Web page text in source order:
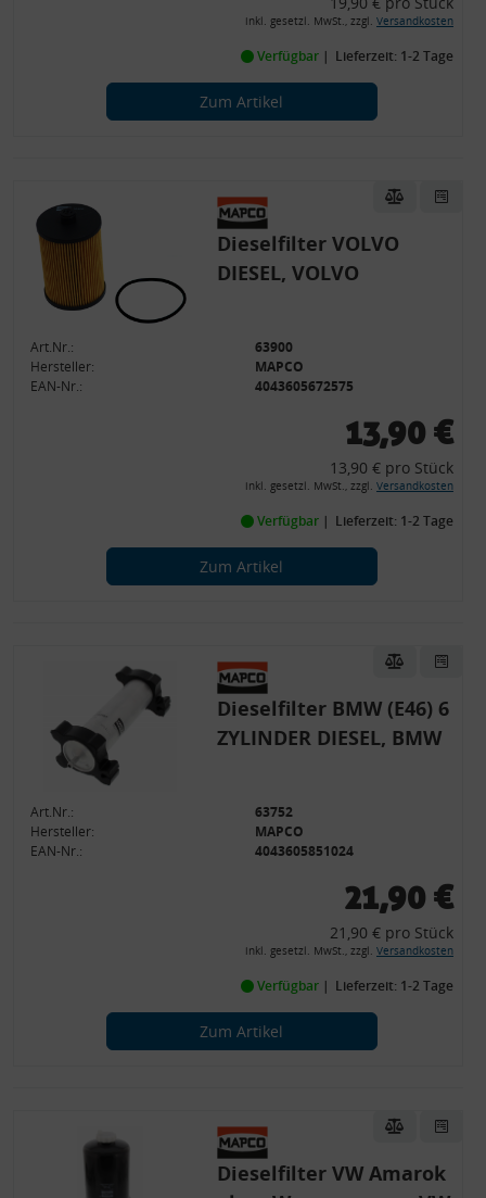
inkl. gesetzl. MwSt., zzgl. Versandkosten
Verfügbar Lieferzeit: 1-2 Tage
Zum Artikel
Dieselfilter VOLVO
DIESEL, VOLVO
Art.Nr.:
63900
Hersteller:
MAPCO
EAN-Nr.:
4043605672575
13,90 €
13,90 € pro Stück
inkl. gesetzl. MwSt., zzgl. Versandkosten
Verfügbar Lieferzeit: 1-2 Tage
Zum Artikel
Dieselfilter BMW (E46) 6
ZYLINDER DIESEL, BMW
Art.Nr.:
63752
Hersteller:
MAPCO
EAN-Nr.:
4043605851024
21,90 €
21,90 € pro Stück
inkl. gesetzl. MwSt., zzgl. Versandkosten
Verfügbar Lieferzeit: 1-2 Tage
Zum Artikel
Dieselfilter VW Amarok